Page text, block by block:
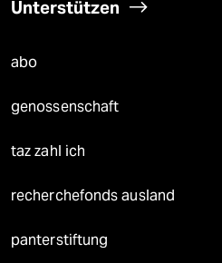
Unterstützen
abo
genossenschaft
taz zahl ich
recherchefonds ausland
panterstiftung